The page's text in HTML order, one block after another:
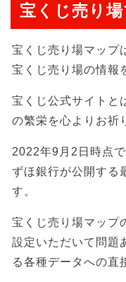
宝くじ売り
宝くじ売り場マップ
宝くじ売り場の情報
宝くじ公式サイトと
の繁栄を心よりお祈
2022年9月2日時点
ずほ銀行が公開する
す。
宝くじ売り場マップ
設定いただいて問題
る各種データへの直